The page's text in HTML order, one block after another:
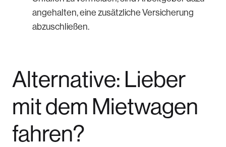
angehalten, eine zusätzliche Versicherung
abzuschließen.
Alternative: Lieber
mit dem Mietwagen
fahren?